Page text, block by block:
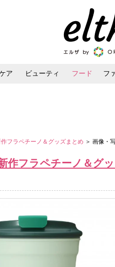
ア ビューティ フード フ
フラペチーノ＆グッズまとめ ＞ 画像・
作フラペチーノ＆グ